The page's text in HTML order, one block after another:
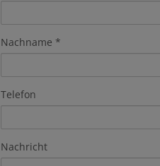
Nachname
Telefon
Nachricht